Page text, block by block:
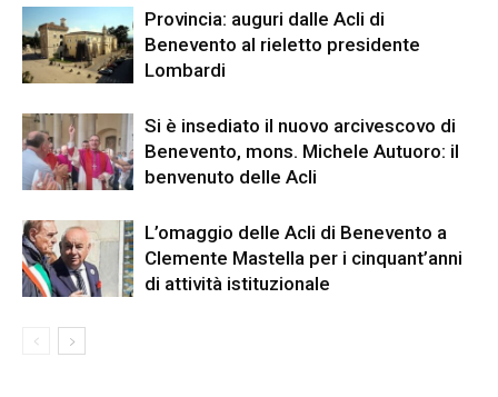
Provincia: auguri dalle Acli di
Benevento al rieletto presidente
Lombardi
Si è insediato il nuovo arcivescovo di
Benevento, mons. Michele Autuoro: il
benvenuto delle Acli
L’omaggio delle Acli di Benevento a
Clemente Mastella per i cinquant’anni
di attività istituzionale